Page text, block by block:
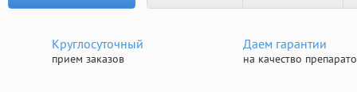
Круглосуточный
прием заказов
Даем гарантии
на качество